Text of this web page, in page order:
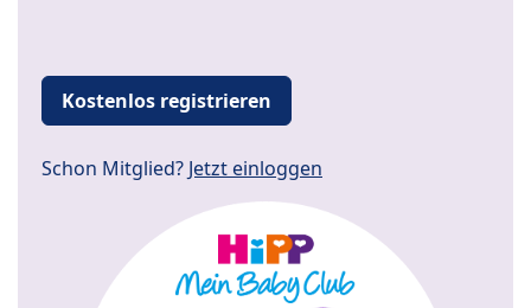
Kostenlos registrieren
Schon Mitglied? Jetzt einloggen